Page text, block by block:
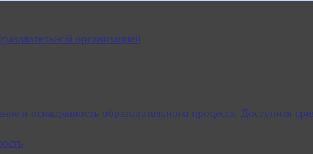
организацией
и оснащенность образовательного процесса. Доступная